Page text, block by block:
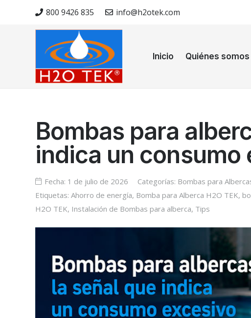
800 9426 835 info@h2otek.com
Inicio Quiénes somos
Bombas para
indica un consumo
Fecha: 1 de julio de 2026 Categorías: Bombas para
Etiquetas: Ahorro de energía, Bomba para Alberca H2O TEK,
H2O TEK, Instalación de Bombas para alberca, Tips